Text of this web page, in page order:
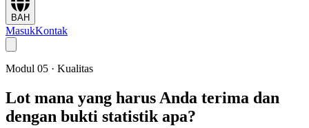
BAH
MasukKontak
Modul 05 · Kualitas
Lot mana yang harus Anda terima dan
dengan bukti statistik apa?